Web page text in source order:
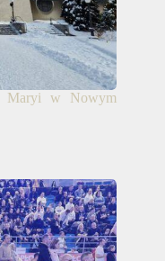
Maryi w Nowym